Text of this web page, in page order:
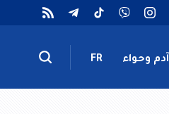
آدم وحواء FR